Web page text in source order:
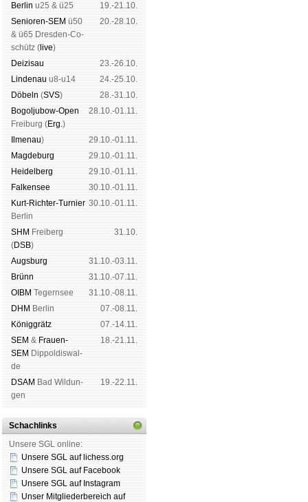
Ber­lin u25 & ü25
19.-21.10.
Senioren-SEM ü50
& ü65 Dres­den-Co­
schütz ( live)
20.-28.10.
Dei­zi­sau
23.-26.10.
Lin­de­nau u8-u14
24.-25.10.
Dö­beln (SVS)
28.-31.10.
Bogoljubow-Open
Frei­burg (Erg.)
28.10.-01.11.
Il­me­nau)
29.10.-01.11.
Mag­de­burg
29.10.-01.11.
Hei­del­berg
29.10.-01.11.
Fal­ken­see
30.10.-01.11.
Kurt-Rich­ter-Tur­nier
Ber­lin
30.10.-01.11.
SHM Frei­berg
(DSB)
31.10.
Augs­burg
31.10.-03.11.
Brünn
31.10.-07.11.
OIBM Tegern­see
31.10.-08.11.
DHM Ber­lin
07.-08.11.
König­grätz
07.-14.11.
SEM & Frauen-
SEM Dip­pol­dis­wal­
de
18.-21.11.
DSAM Bad Wil­dun­
gen
19.-22.11.
Schachlinks
Unsere SGL online:
Unsere SGL auf li­chess.org
Unsere SGL auf Face­book
Unsere SGL auf Insta­gram
Unser Mitgliederbereich auf